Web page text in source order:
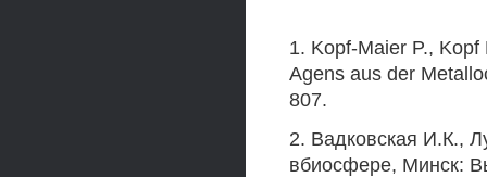
1. Kopf-Maier P.,
Agens aus der
807.
2. Вадковская И.К.,
вбиосфере, Минск: